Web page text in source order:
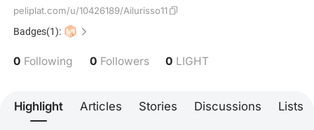
peliplat.com/u/10426189/Ailurisso11
Badges(1):
0 Following 0 Followers 0 LIGHT
Highlight Articles Stories Discussions Lists